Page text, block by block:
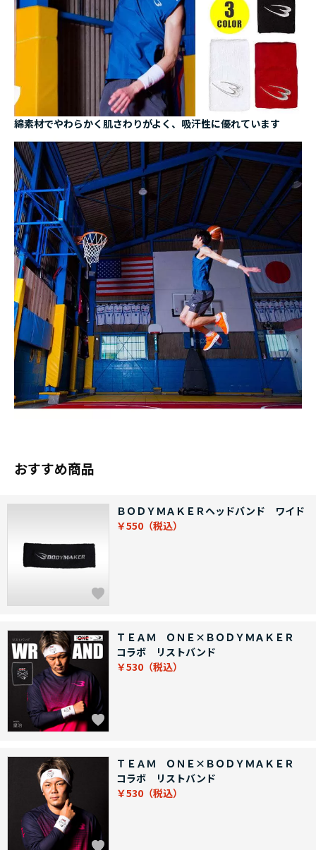
綿素材でやわらかく肌さわりがよく、吸汗性に優れています
おすすめ商品
ＢＯＤＹＭＡＫＥＲヘッドバンド ワイド
￥550
ＴＥＡＭ ＯＮＥ×ＢＯＤＹＭＡＫＥＲ
コラボ リストバンド
￥530
ＴＥＡＭ ＯＮＥ×ＢＯＤＹＭＡＫＥＲ
コラボ リストバンド
￥530